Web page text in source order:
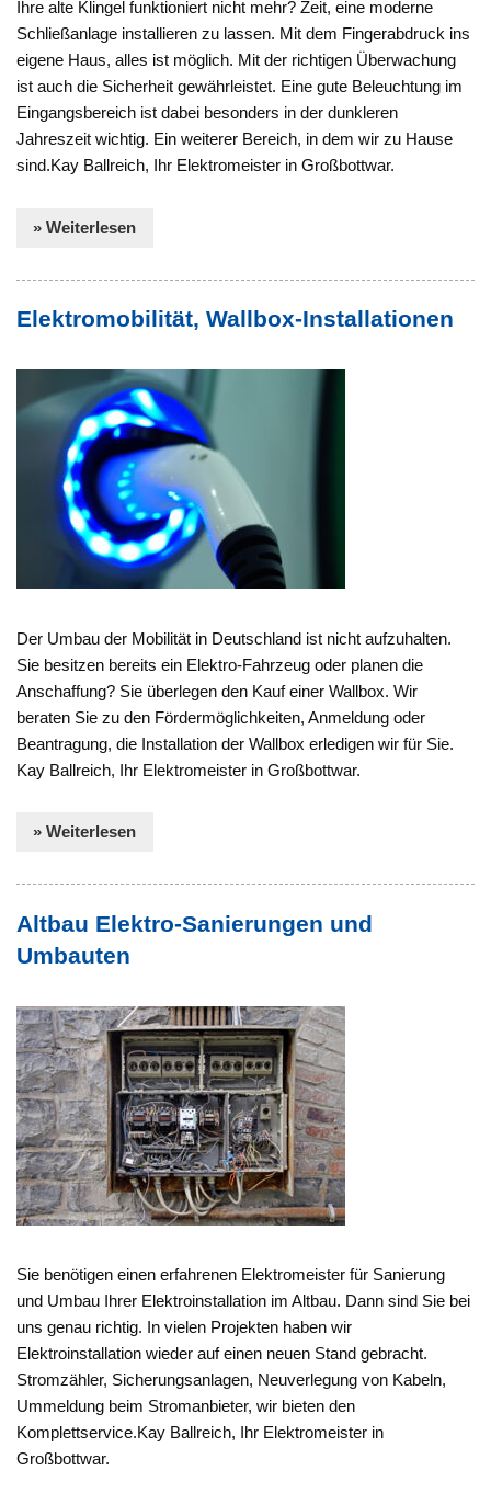
Ihre alte Klingel funktioniert nicht mehr? Zeit, eine moderne
Schließanlage installieren zu lassen. Mit dem Fingerabdruck ins
eigene Haus, alles ist möglich. Mit der richtigen Überwachung
ist auch die Sicherheit gewährleistet. Eine gute Beleuchtung im
Eingangsbereich ist dabei besonders in der dunkleren
Jahreszeit wichtig. Ein weiterer Bereich, in dem wir zu Hause
sind.Kay Ballreich, Ihr Elektromeister in Großbottwar.
» Weiterlesen
Elektromobilität, Wallbox-Installationen
Der Umbau der Mobilität in Deutschland ist nicht aufzuhalten.
Sie besitzen bereits ein Elektro-Fahrzeug oder planen die
Anschaffung? Sie überlegen den Kauf einer Wallbox. Wir
beraten Sie zu den Fördermöglichkeiten, Anmeldung oder
Beantragung, die Installation der Wallbox erledigen wir für Sie.
Kay Ballreich, Ihr Elektromeister in Großbottwar.
» Weiterlesen
Altbau Elektro-Sanierungen und
Umbauten
Sie benötigen einen erfahrenen Elektromeister für Sanierung
und Umbau Ihrer Elektroinstallation im Altbau. Dann sind Sie bei
uns genau richtig. In vielen Projekten haben wir
Elektroinstallation wieder auf einen neuen Stand gebracht.
Stromzähler, Sicherungsanlagen, Neuverlegung von Kabeln,
Ummeldung beim Stromanbieter, wir bieten den
Komplettservice.Kay Ballreich, Ihr Elektromeister in
Großbottwar.